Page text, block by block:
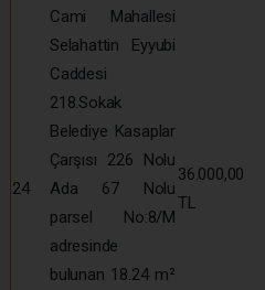
24
Cami Mahallesi
Selahattin Eyyubi
Caddesi
218.Sokak
Belediye Kasaplar
Çarşısı 226 Nolu
Ada 67 Nolu
parsel No:8/M
adresinde
bulunan 18.24 m²
36.000,00
TL